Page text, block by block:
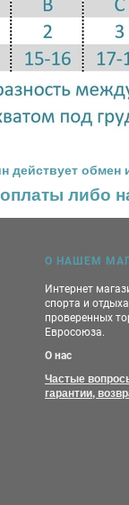
действует обмен
либо
О НАШЕМ
Интернет
спорта и
проверенных
Евросоюза.
О нас
Частые
гарантии,